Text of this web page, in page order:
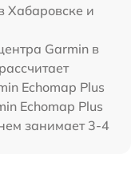
Хабаровске и
Garmin в
Echomap Plus
Echomap Plus
занимает 3-4